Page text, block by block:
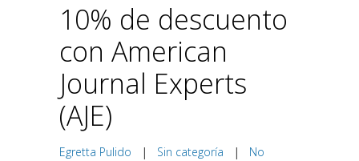
10% de descuento
con American
Journal Experts
(AJE)
Egretta Pulido | Sin categoría | No